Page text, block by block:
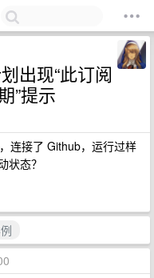
出现“此订阅
”提示
连接了 Github，运行过样
状态？